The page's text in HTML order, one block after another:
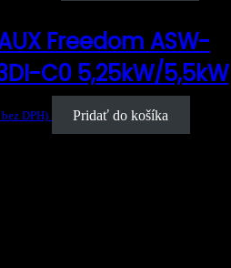
Freedom ASW-
C0 5,25kW/5,5kW
bez DPH) Pridať do košíka